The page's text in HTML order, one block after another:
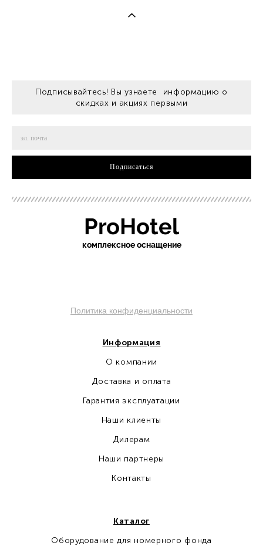
Подписывайтесь! Вы узнаете информацию о
скидках и акциях первыми
Подписаться
ProHotel
комплексное оснащение
Политика конфиденциальности
Информация
О компании
Доставка и оплата
Гарантия эксплуатации
Наши клиенты
Дилерам
Наши партнеры
Контакты
Каталог
Оборудование для номерного фонда